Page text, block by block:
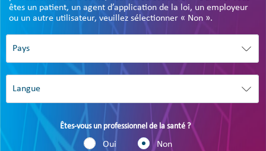
êtes un patient, un agent d’application de la loi, un employeur
ou un autre utilisateur, veuillez sélectionner « Non ».
Êtes-vous un professionnel de la santé ?
Oui Non